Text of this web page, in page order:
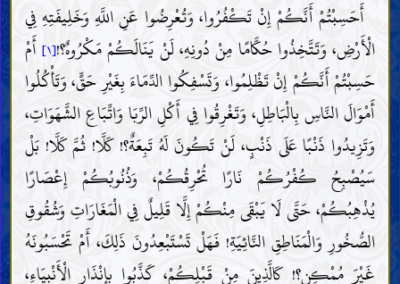
أَحَسِبْتُمْ أَنَّكُمْ إِنْ تَكْفُرُوا، وَتُعْرِضُوا عَنِ اللَّهِ وَخَلِيفَتِهِ فِي
الْأَرْضِ، وَتَتَّخِذُوا حُكَّامًا مِنْ دُونِهِ، لَنْ يَنَالَكُمْ مَكْرُوهٌ؟![١] أَمْ
حَسِبْتُمْ أَنَّكُمْ إِنْ تَظْلِمُوا، وَتَسْفِكُوا الدِّمَاءَ بِغَيْرِ حَقٍّ، وَتَأْكُلُوا
أَمْوَالَ النَّاسِ بِالْبَاطِلِ، وَتَغْرِقُوا فِي أَكْلِ الرِّبَا وَاتِّبَاعِ الشَّهَوَاتِ،
وَتَزِيدُوا ذَنْبًا عَلَى ذَنْبٍ، لَنْ تَكُونَ لَهُ تَبِعَةٌ؟! كَلَّا! ثُمَّ كَلَّا! بَلْ
سَيُصْبِحُ كُفْرُكُمْ نَارًا تُحْرِقُكُمْ، وَذُنُوبُكُمْ إِعْصَارًا
يُذْهِبُكُمْ، حَتَّى لَا يَبْقَى مِنْكُمْ إِلَّا قَلِيلٌ فِي الْمَغَارَاتِ وَشُقُوقِ
الصُّخُورِ وَالْمَنَاطِقِ النَّائِيَةِ! فَهَلْ تَسْتَبْعِدُونَ ذَلِكَ، أَمْ تَحْسَبُونَهُ
غَيْرَ مُمْكِنٍ؟! كَالَّذِينَ مِنْ قَبْلِكُمْ، كَذَّبُوا بِإِنْذَارِ الْأَنْبِيَاءِ،